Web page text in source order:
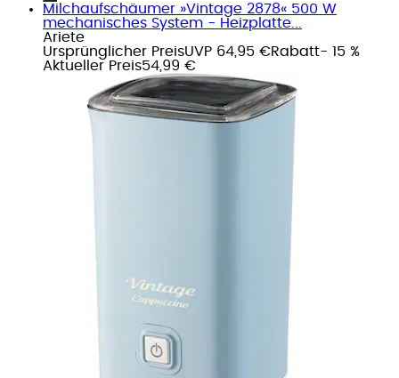
Milchaufschäumer »Vintage 2878« 500 W
mechanisches System - Heizplatte...
Ariete
Ursprünglicher PreisUVP 64,95 €Rabatt- 15 %
Aktueller Preis54,99 €